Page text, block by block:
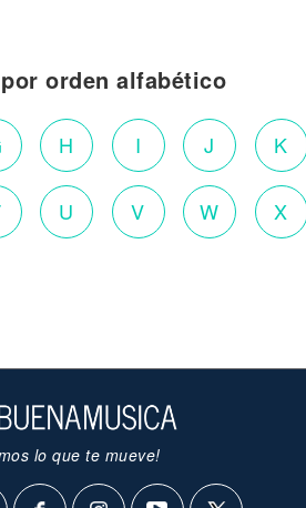
orden alfabético
H I J K
U V W X
lo que te mueve!